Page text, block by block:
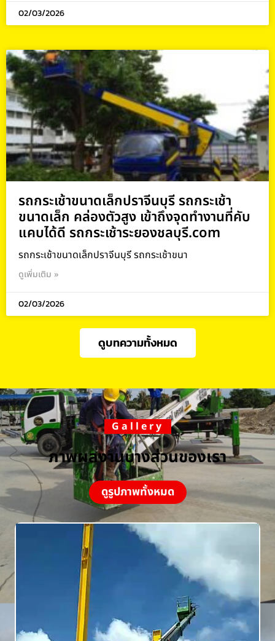
02/03/2026
รถกระเช้าขนาดเล็กปราจีนบุรี รถกระเช้า
ขนาดเล็ก คล่องตัวสูง เข้าถึงจุดทำงานที่คับ
แคบได้ดี รถกระเช้าระยองชลบุรี.com
รถกระเช้าขนาดเล็กปราจีนบุรี รถกระเช้าขนา
ดูเพิ่มเติม »
02/03/2026
ดูบทความทั้งหมด
Gallery
ภาพผลงานบางส่วนของเรา
ดูรูปภาพทั้งหมด